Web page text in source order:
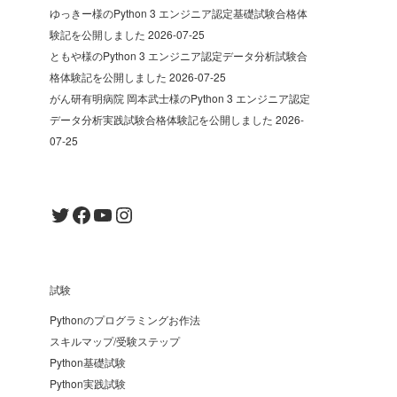
ゆっきー様のPython 3 エンジニア認定基礎試験合格体
験記を公開しました 2026-07-25
ともや様のPython 3 エンジニア認定データ分析試験合
格体験記を公開しました 2026-07-25
がん研有明病院 岡本武士様のPython 3 エンジニア認定
データ分析実践試験合格体験記を公開しました 2026-
07-25
Twitter
Facebook
YouTube
Instagram
試験
Pythonのプログラミングお作法
スキルマップ/受験ステップ
Python基礎試験
Python実践試験